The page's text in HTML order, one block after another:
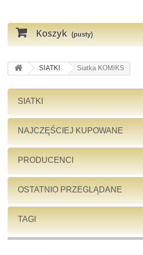
Koszyk (pusty)
SIATKI Siatka KOMIKS
SIATKI
NAJCZĘŚCIEJ KUPOWANE
PRODUCENCI
OSTATNIO PRZEGLĄDANE
TAGI